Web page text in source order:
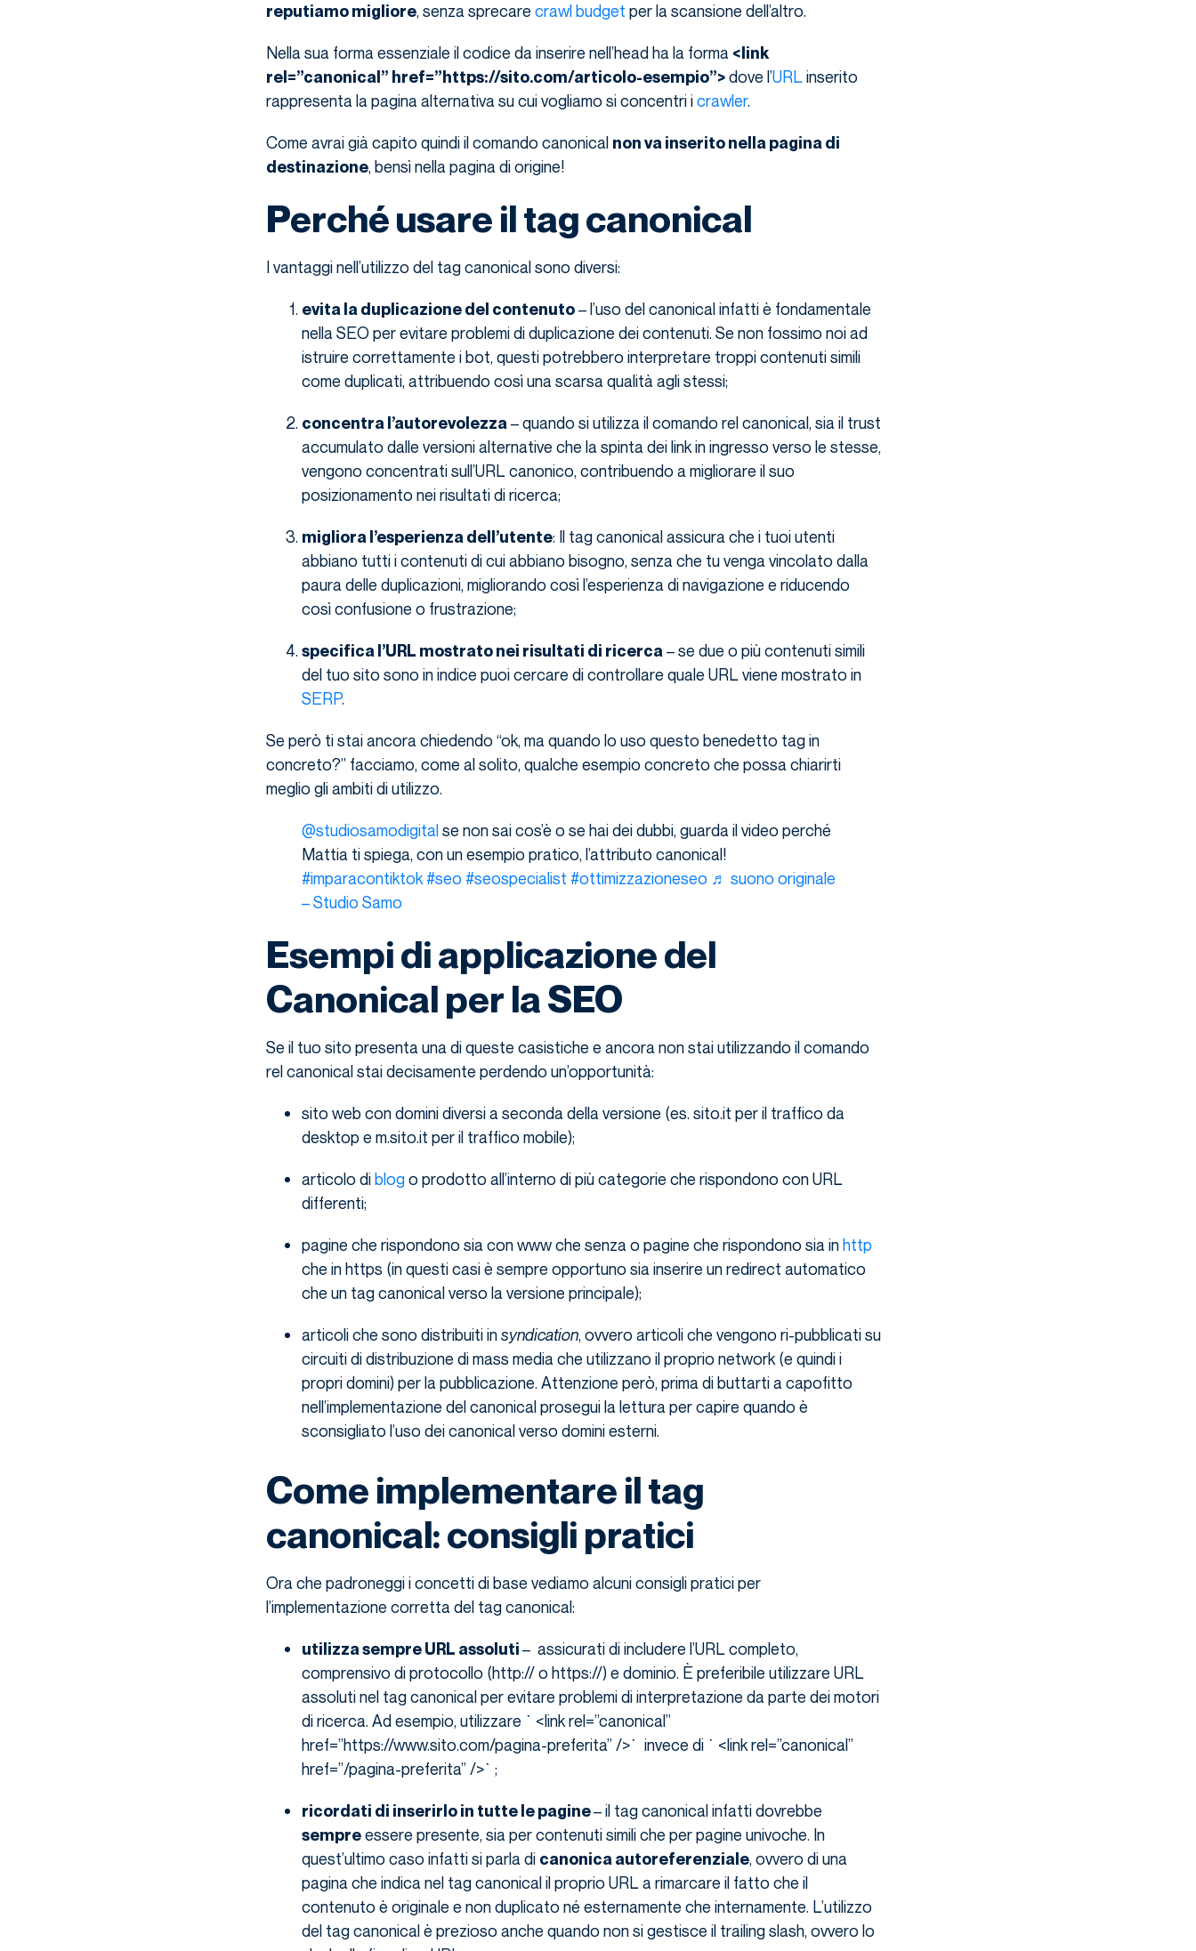
reputiamo migliore, senza sprecare crawl budget per la scansione dell’altro.
Nella sua forma essenziale il codice da inserire nell’head ha la forma <link
rel=”canonical” href=”https://sito.com/articolo-esempio”>dove l’URLinserito
rappresenta la pagina alternativa su cui vogliamo si concentri icrawler.
Come avrai già capito quindi il comando canonical non va inserito nella pagina di
destinazione, bensì nella pagina di origine!
Perché usare il tag canonical
I vantaggi nell’utilizzo del tag canonical sono diversi:
evita la duplicazione del contenuto– l’uso del canonical infatti è fondamentale
nella SEO per evitare problemi di duplicazione dei contenuti. Se non fossimo noi ad
istruire correttamente i bot, questi potrebbero interpretare troppi contenuti simili
come duplicati, attribuendo così una scarsa qualità agli stessi;
concentra l’autorevolezza – quando si utilizza il comando rel canonical, sia il trust
accumulato dalle versioni alternative che la spinta dei link in ingresso verso le stesse,
vengono concentrati sull’URL canonico, contribuendo a migliorare il suo
posizionamento nei risultati di ricerca;
migliora l’esperienza dell’utente: Il tag canonical assicura che i tuoi utenti
abbiano tutti i contenuti di cui abbiano bisogno, senza che tu venga vincolato dalla
paura delle duplicazioni, migliorando così l’esperienza di navigazione e riducendo
così confusione o frustrazione;
specifica l’URL mostrato nei risultati di ricerca – se due o più contenuti simili
del tuo sito sono in indice puoi cercare di controllare quale URL viene mostrato in
SERP.
Se però ti stai ancora chiedendo “ok, ma quando lo uso questo benedetto tag in
concreto?” facciamo, come al solito, qualche esempio concreto che possa chiarirti
meglio gli ambiti di utilizzo.
@studiosamodigitalse non sai cos’è o se hai dei dubbi, guarda il video perché
Mattia ti spiega, con un esempio pratico, l’attributo canonical!
#imparacontiktok #seo #seospecialist #ottimizzazioneseo ♬ suono originale
– Studio Samo
Esempi di applicazione del
Canonical per la SEO
Se il tuo sito presenta una di queste casistiche e ancora non stai utilizzando il comando
rel canonical stai decisamente perdendo un’opportunità:
sito web con domini diversi a seconda della versione (es. sito.it per il traffico da
desktop e m.sito.it per il traffico mobile);
articolo diblogo prodotto all’interno di più categorie che rispondono con URL
differenti;
pagine che rispondono sia con www che senza o pagine che rispondono sia inhttp
che in https (in questi casi è sempre opportuno sia inserire un redirect automatico
che un tag canonical verso la versione principale);
articoli che sono distribuiti insyndication, ovvero articoli che vengono ri-pubblicati su
circuiti di distribuzione di mass media che utilizzano il proprio network (e quindi i
propri domini) per la pubblicazione. Attenzione però, prima di buttarti a capofitto
nell’implementazione del canonical prosegui la lettura per capire quando è
sconsigliato l’uso dei canonical verso domini esterni.
Come implementare il tag
canonical: consigli pratici
Ora che padroneggi i concetti di base vediamo alcuni consigli pratici per
l’implementazione corretta del tag canonical:
utilizza sempre URL assoluti– assicurati di includere l’URL completo,
comprensivo di protocollo (http:// o https://) e dominio. È preferibile utilizzare URL
assoluti nel tag canonical per evitare problemi di interpretazione da parte dei motori
di ricerca. Ad esempio, utilizzare `<link rel=”canonical”
href=”https://www.sito.com/pagina-preferita” />` invece di `<link rel=”canonical”
href=”/pagina-preferita” />`;
ricordati di inserirlo in tutte le pagine– il tag canonical infatti dovrebbe
sempreessere presente, sia per contenuti simili che per pagine univoche. In
quest’ultimo caso infatti si parla di canonica autoreferenziale, ovvero di una
pagina che indica nel tag canonical il proprio URL a rimarcare il fatto che il
contenuto è originale e non duplicato né esternamente che internamente. L’utilizzo
del tag canonical è prezioso anche quando non si gestisce il trailing slash, ovvero lo